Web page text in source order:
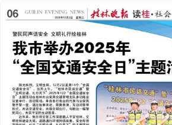
前一版 2025年12月03日